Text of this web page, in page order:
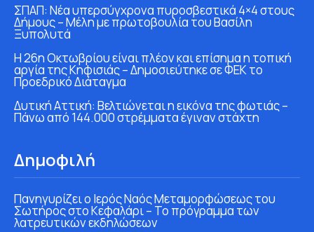
ΣΠΑΠ: Νέα υπερσύγχρονα πυροσβεστικά 4×4 στους
Δήμους – Μέλη με πρωτοβουλία του Βασίλη
Ξυπολυτά
Η 26η Οκτωβρίου είναι πλέον και επίσημα η τοπική
αργία της Κηφισιάς – Δημοσιεύτηκε σε ΦΕΚ το
Προεδρικό Διάταγμα
Δυτική Αττική: Βελτιώνεται η εικόνα της φωτιάς –
Πάνω από 144.000 στρέμματα έγιναν στάχτη
Δημοφιλή
Πανηγυρίζει ο Ιερός Ναός Μεταμορφώσεως του
Σωτήρος στο Κεφαλάρι – Το πρόγραμμα των
λατρευτικών εκδηλώσεων